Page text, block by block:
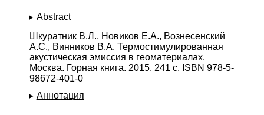
Abstract
Шкуратник В.Л., Новиков Е.А., Вознесенский
А.С., Винников В.А. Термостимулированная
акустическая эмиссия в геоматериалах.
Москва. Горная книга. 2015. 241 с. ISBN 978-5-
98672-401-0
Аннотация